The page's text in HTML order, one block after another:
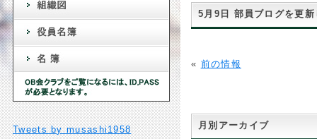
5月9日 部員ブログを更
« 前の情報
月別アーカイブ
Tweets by musashi1958